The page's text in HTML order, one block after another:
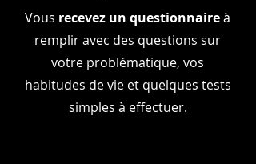
Vous recevez un questionnaireà
remplir avec des questions sur
votre problématique, vos
habitudes de vie et quelques tests
simples à effectuer.